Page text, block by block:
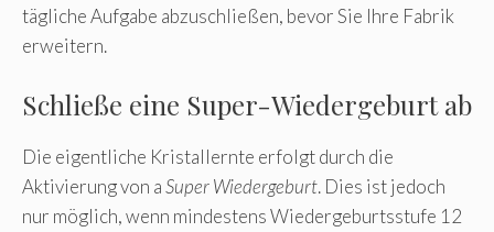
tägliche Aufgabe abzuschließen, bevor Sie Ihre Fabrik
erweitern.
Schließe eine Super-Wiedergeburt ab
Die eigentliche Kristallernte erfolgt durch die
Aktivierung von aSuper Wiedergeburt. Dies ist jedoch
nur möglich, wenn mindestens Wiedergeburtsstufe 12